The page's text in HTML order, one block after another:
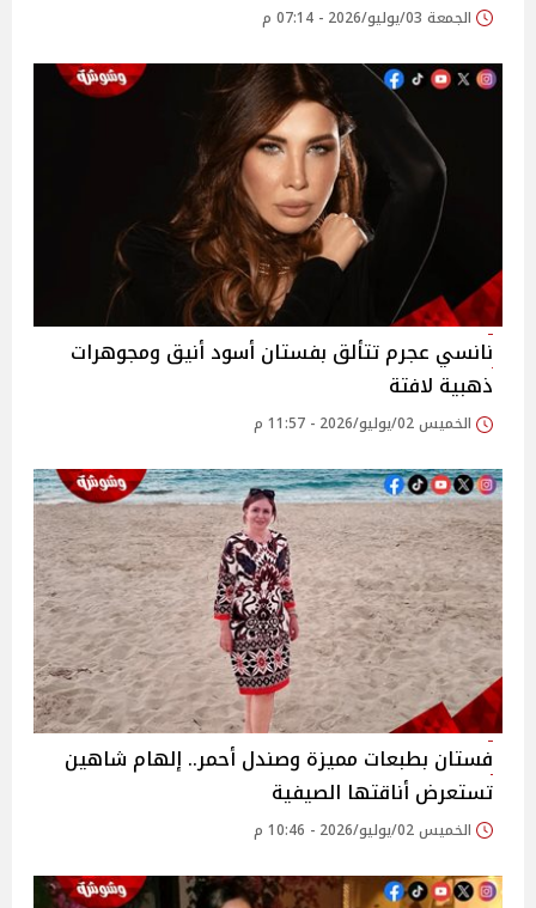
الجمعة 03/يوليو/2026 - 07:14 م
نانسي عجرم تتألق بفستان أسود أنيق ومجوهرات
ذهبية لافتة
الخميس 02/يوليو/2026 - 11:57 م
فستان بطبعات مميزة وصندل أحمر.. إلهام شاهين
تستعرض أناقتها الصيفية
الخميس 02/يوليو/2026 - 10:46 م